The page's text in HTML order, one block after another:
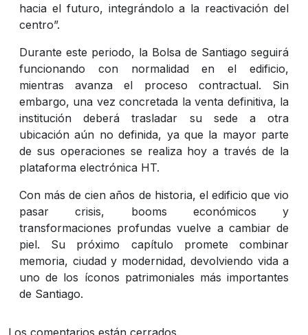
hacia el futuro, integrándolo a la reactivación del
centro”.
Durante este periodo, la Bolsa de Santiago seguirá
funcionando con normalidad en el edificio,
mientras avanza el proceso contractual. Sin
embargo, una vez concretada la venta definitiva, la
institución deberá trasladar su sede a otra
ubicación aún no definida, ya que la mayor parte
de sus operaciones se realiza hoy a través de la
plataforma electrónica HT.
Con más de cien años de historia, el edificio que vio
pasar crisis, booms económicos y
transformaciones profundas vuelve a cambiar de
piel. Su próximo capítulo promete combinar
memoria, ciudad y modernidad, devolviendo vida a
uno de los íconos patrimoniales más importantes
de Santiago.
Los comentarios están cerrados.